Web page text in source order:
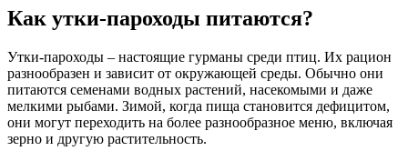
Как утки-пароходы питаются?
Утки-пароходы – настоящие гурманы среди птиц. Их рацион
разнообразен и зависит от окружающей среды. Обычно они
питаются семенами водных растений, насекомыми и даже
мелкими рыбами. Зимой, когда пища становится дефицитом,
они могут переходить на более разнообразное меню, включая
зерно и другую растительность.